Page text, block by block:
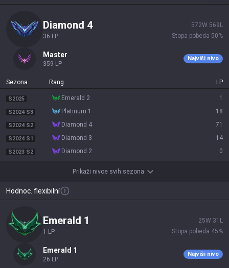
diamond 4
36 LP
572W 569 L
Stopa pobeda 50%
master
359 LP
Najviši nivo
Sezona Rang LP
S2025 emerald 2 1
S2024 S3 platinum 1 18
S2024 S2 diamond 4 71
S2024 S1 diamond 3 14
S2023 S2 diamond 2 0
Prikaži nivoe svih sezona
Hodnoc. flexibilní
emerald 1
1 LP
25W 31 L
Stopa pobeda 45%
emerald 1
26 LP
Najviši nivo